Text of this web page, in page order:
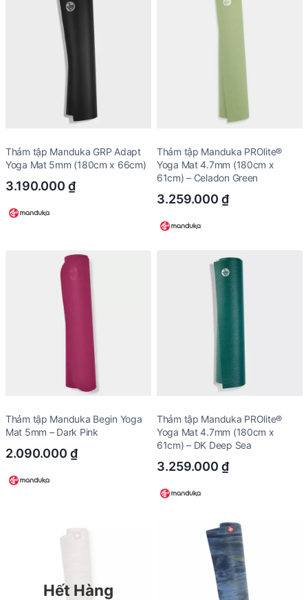
Thảm tập Manduka GRP Adapt
Yoga Mat 5mm (180cm x 66cm)
3.190.000 ₫
Thảm tập Manduka PROlite®
Yoga Mat 4.7mm (180cm x
61cm) – Celadon Green
3.259.000 ₫
Thảm tập Manduka Begin Yoga
Mat 5mm – Dark Pink
2.090.000 ₫
Thảm tập Manduka PROlite®
Yoga Mat 4.7mm (180cm x
61cm) – DK Deep Sea
3.259.000 ₫
Hết Hàng